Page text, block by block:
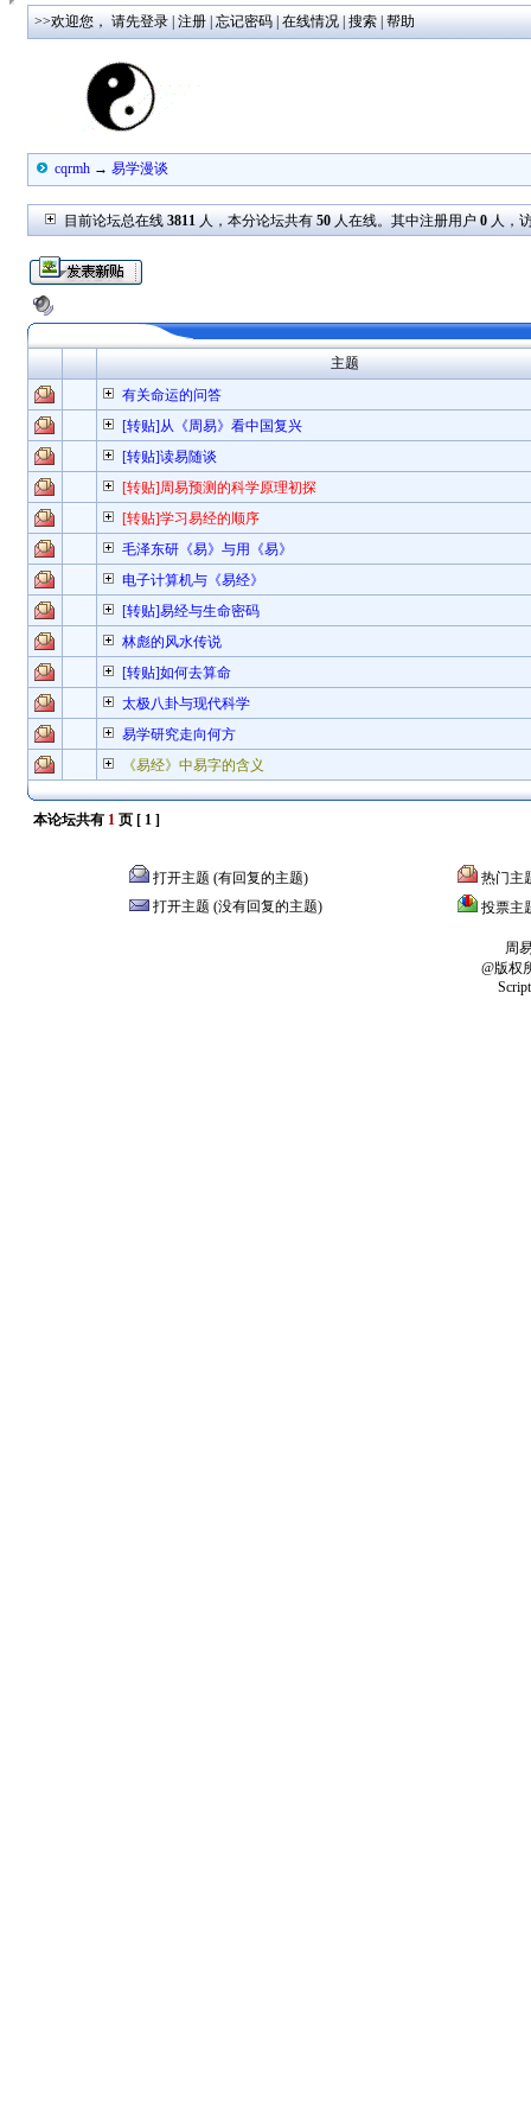
>>欢迎您， 请先登录| 注册| 忘记密码| 在线情况| 搜索| 帮助
cqrmh→ 易学漫谈
目前论坛总在线 3811人，本分论坛共有 50人在线。其中注册用户 0人，
主题
有关命运的问答
[转贴]从《周易》看中国复兴
[转贴]读易随谈
[转贴]周易预测的科学原理初探
[转贴]学习易经的顺序
毛泽东研《易》与用《易》
电子计算机与《易经》
[转贴]易经与生命密码
林彪的风水传说
[转贴]如何去算命
太极八卦与现代科学
易学研究走向何方
《易经》中易字的含义
本论坛共有 1页 [ 1 ]
打开主题 (有回复的主题)
热门主
打开主题 (没有回复的主题)
投票主
周
@版权